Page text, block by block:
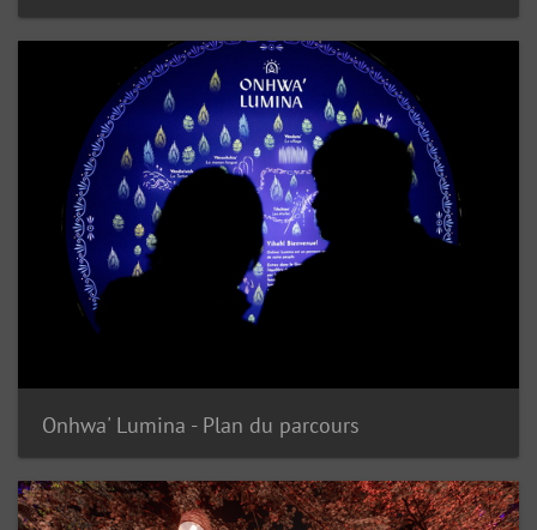
Onhwa' Lumina - Plan du parcours